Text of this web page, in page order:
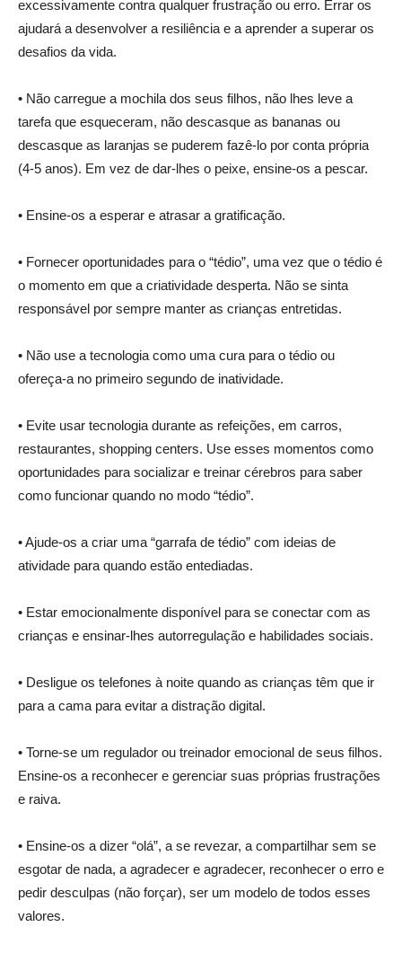
excessivamente contra qualquer frustração ou erro. Errar os
ajudará a desenvolver a resiliência e a aprender a superar os
desafios da vida.
• Não carregue a mochila dos seus filhos, não lhes leve a
tarefa que esqueceram, não descasque as bananas ou
descasque as laranjas se puderem fazê-lo por conta própria
(4-5 anos). Em vez de dar-lhes o peixe, ensine-os a pescar.
• Ensine-os a esperar e atrasar a gratificação.
• Fornecer oportunidades para o “tédio”, uma vez que o tédio é
o momento em que a criatividade desperta. Não se sinta
responsável por sempre manter as crianças entretidas.
• Não use a tecnologia como uma cura para o tédio ou
ofereça-a no primeiro segundo de inatividade.
• Evite usar tecnologia durante as refeições, em carros,
restaurantes, shopping centers. Use esses momentos como
oportunidades para socializar e treinar cérebros para saber
como funcionar quando no modo “tédio”.
• Ajude-os a criar uma “garrafa de tédio” com ideias de
atividade para quando estão entediadas.
• Estar emocionalmente disponível para se conectar com as
crianças e ensinar-lhes autorregulação e habilidades sociais.
• Desligue os telefones à noite quando as crianças têm que ir
para a cama para evitar a distração digital.
• Torne-se um regulador ou treinador emocional de seus filhos.
Ensine-os a reconhecer e gerenciar suas próprias frustrações
e raiva.
• Ensine-os a dizer “olá”, a se revezar, a compartilhar sem se
esgotar de nada, a agradecer e agradecer, reconhecer o erro e
pedir desculpas (não forçar), ser um modelo de todos esses
valores.